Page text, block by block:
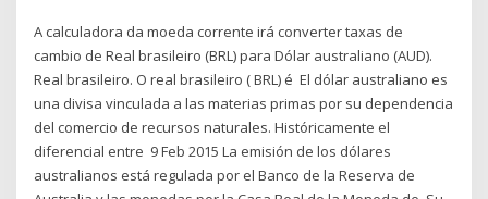
A calculadora da moeda corrente irá converter taxas de
cambio de Real brasileiro (BRL) para Dólar australiano (AUD).
Real brasileiro. O real brasileiro ( BRL) é El dólar australiano es
una divisa vinculada a las materias primas por su dependencia
del comercio de recursos naturales. Históricamente el
diferencial entre 9 Feb 2015 La emisión de los dólares
australianos está regulada por el Banco de la Reserva de